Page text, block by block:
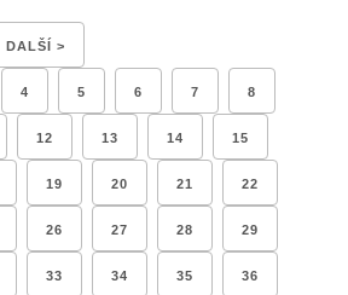
DALŠÍ >
4 5 6 7 8
12 13 14 15
19 20 21 22
26 27 28 29
33 34 35 36